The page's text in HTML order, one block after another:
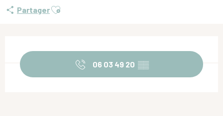
PartagerAjouter aux favoris
06 03 49 20 ▒▒